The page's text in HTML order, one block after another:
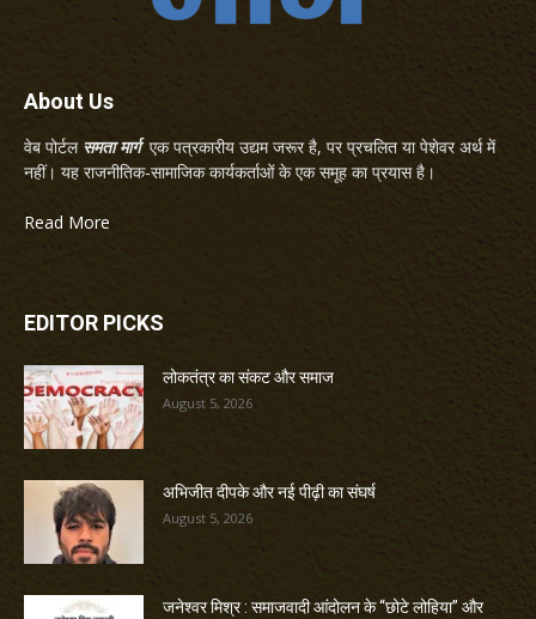
About Us
वेब पोर्टल समता मार्गएक पत्रकारीय उद्यम जरूर है, पर प्रचलित या पेशेवर अर्थ में
नहीं। यह राजनीतिक-सामाजिक कार्यकर्ताओं के एक समूह का प्रयास है।
Read More
EDITOR PICKS
लोकतंत्र का संकट और समाज
August 5, 2026
अभिजीत दीपके और नई पीढ़ी का संघर्ष
August 5, 2026
जनेश्वर मिश्र : समाजवादी आंदोलन के “छोटे लोहिया” और